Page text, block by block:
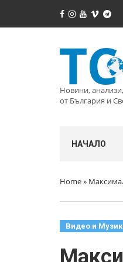
Новини,
от България и
НАЧАЛО
Home»
Видео и